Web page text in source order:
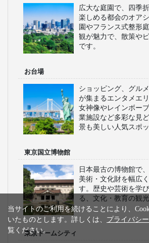
広大な庭園で、四季
楽しめる都会のオア
園やフランス式整形
観が魅力で、散策や
です。
お台場
ショッピング、グル
が集まるエンタメエ
女神像やレインボー
業施設など多彩な見
景も美しい人気スポ
東京国立博物館
日本最古の博物館で
美術・文化財を幅広
す。歴史や芸術を学
る、文化・教育の観
東京ドームシティ
当サイトのご利用を続けることにより、
いたものとします。詳しくは、 プライバシ
覧ください。